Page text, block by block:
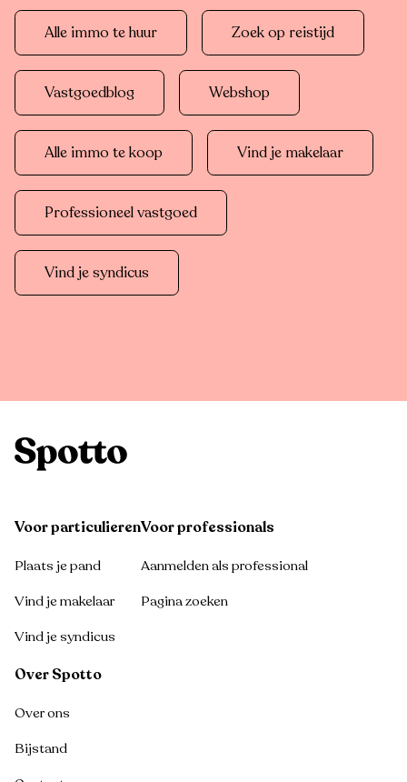
Alle immo te huur Zoek op reistijd
Vastgoedblog Webshop
Alle immo te koop Vind je makelaar
Professioneel vastgoed
Vind je syndicus
Voor particulieren
Plaats je pand
Vind je makelaar
Vind je syndicus
Voor professionals
Aanmelden als professional
Pagina zoeken
Over Spotto
Over ons
Bijstand